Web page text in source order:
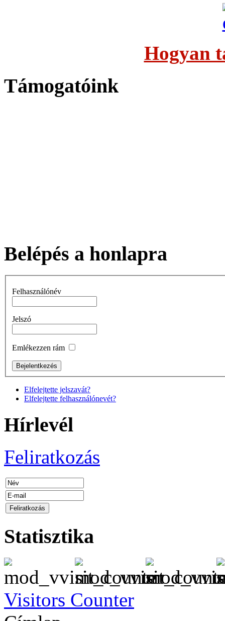
Hogyan
Támogatóink
Belépés a honlapra
Felhasználónév
Jelszó
Emlékezzen rám
Elfelejtette jelszavát?
Elfelejtette felhasználónevét?
Hírlevél
Feliratkozás
Statisztika
Visitors Counter